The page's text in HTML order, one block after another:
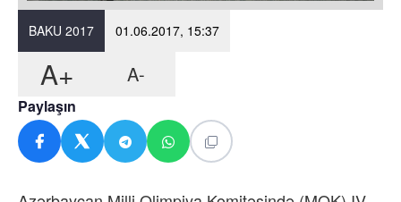
BAKU 2017 01.06.2017, 15:37
A+ A-
Paylaşın